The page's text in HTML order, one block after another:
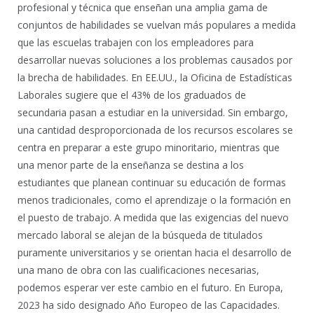
profesional y técnica que enseñan una amplia gama de
conjuntos de habilidades se vuelvan más populares a medida
que las escuelas trabajen con los empleadores para
desarrollar nuevas soluciones a los problemas causados por
la brecha de habilidades. En EE.UU., la Oficina de Estadísticas
Laborales sugiere que el 43% de los graduados de
secundaria pasan a estudiar en la universidad. Sin embargo,
una cantidad desproporcionada de los recursos escolares se
centra en preparar a este grupo minoritario, mientras que
una menor parte de la enseñanza se destina a los
estudiantes que planean continuar su educación de formas
menos tradicionales, como el aprendizaje o la formación en
el puesto de trabajo. A medida que las exigencias del nuevo
mercado laboral se alejan de la búsqueda de titulados
puramente universitarios y se orientan hacia el desarrollo de
una mano de obra con las cualificaciones necesarias,
podemos esperar ver este cambio en el futuro. En Europa,
2023 ha sido designado Año Europeo de las Capacidades.